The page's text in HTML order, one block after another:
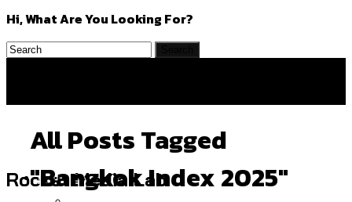
Hi, What Are You Looking For?
Rocket Media Lab
Politics
All Posts Tagged
"bangkok Index 2025"